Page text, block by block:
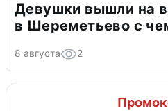
Девушки вышли на
в Шереметьево с
8 августа 2